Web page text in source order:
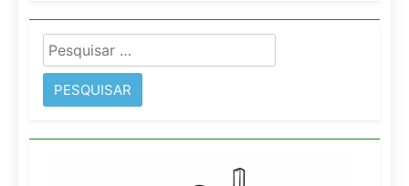
Pesquisar
por: